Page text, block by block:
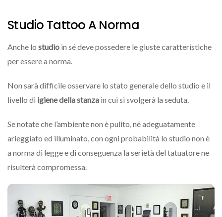
Studio Tattoo A Norma
Anche lo studio in sé deve possedere le giuste caratteristiche
per essere a norma.
Non sarà difficile osservare lo stato generale dello studio e il
livello di igiene della stanza in cui si svolgerà la seduta.
Se notate che l’ambiente non è pulito, né adeguatamente
arieggiato ed illuminato, con ogni probabilità lo studio non è
a norma di legge e di conseguenza la serietà del tatuatore ne
risulterà compromessa.